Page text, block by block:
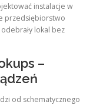
instalacje w
przedsiębiorstwo
lokal bez
–
od schematycznego